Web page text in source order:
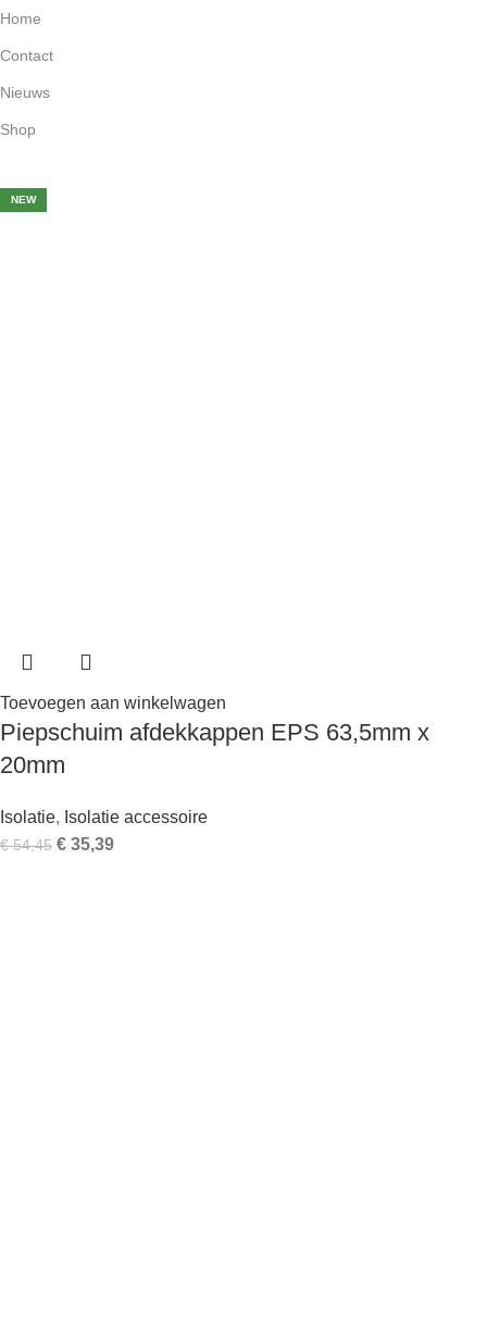
Home
Contact
Nieuws
Shop
NEW
Toevoegen aan winkelwagen
Piepschuim afdekkappen EPS 63,5mm x
20mm
Isolatie, Isolatie accessoire
€54,45 € 35,39